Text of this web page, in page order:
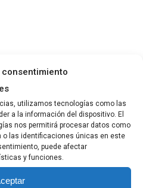
utilizamos tecnologías como las
a la información del dispositivo. El
nos permitirá procesar datos como
o las identificaciones únicas en este
puede afectar
y funciones.